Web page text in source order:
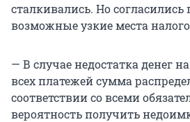
сталкивались. Но
возможные узкие места
— В случае недостатка денег
всех платежей сумма
соответствии со всеми
вероятность получить